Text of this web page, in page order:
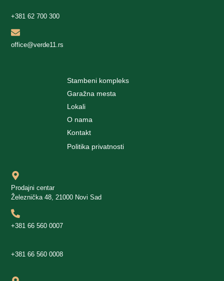
+381 62 700 300
office@verde11.rs
Stambeni kompleks
Garažna mesta
Lokali
O nama
Kontakt
Politika privatnosti
Prodajni centar
Železnička 48, 21000 Novi Sad
+381 66 560 0007
+381 66 560 0008